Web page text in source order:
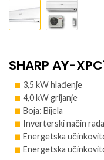
SHARP AY-
3,5 kW hlađenje
4,0 kW grijanje
Boja: Bijela
Inverterski način
Energetska
Energetska